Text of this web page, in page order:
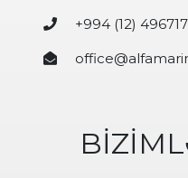
+994 (12)